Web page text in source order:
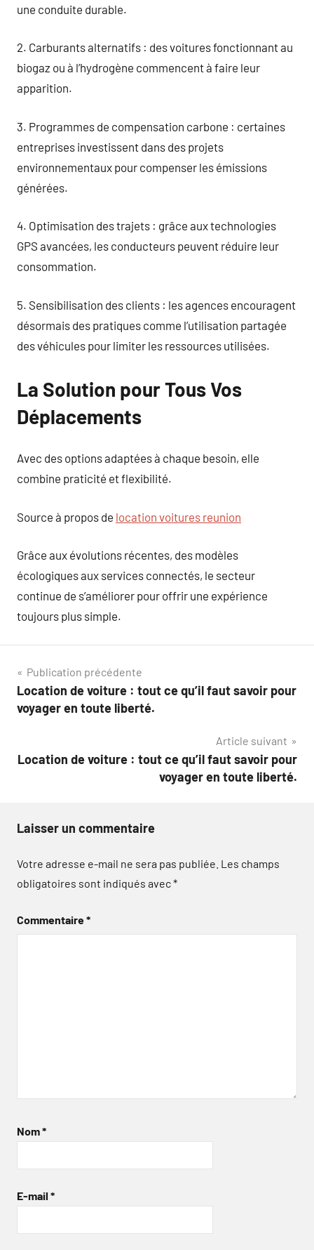
une conduite durable.
2. Carburants alternatifs : des voitures fonctionnant au
biogaz ou à l’hydrogène commencent à faire leur
apparition.
3. Programmes de compensation carbone : certaines
entreprises investissent dans des projets
environnementaux pour compenser les émissions
générées.
4. Optimisation des trajets : grâce aux technologies
GPS avancées, les conducteurs peuvent réduire leur
consommation.
5. Sensibilisation des clients : les agences encouragent
désormais des pratiques comme l’utilisation partagée
des véhicules pour limiter les ressources utilisées.
La Solution pour Tous Vos
Déplacements
Avec des options adaptées à chaque besoin, elle
combine praticité et flexibilité.
Source à propos de location voitures reunion
Grâce aux évolutions récentes, des modèles
écologiques aux services connectés, le secteur
continue de s’améliorer pour offrir une expérience
toujours plus simple.
Navigation
de
Publication précédente
Location de voiture : tout ce qu’il faut savoir pour
voyager en toute liberté.
Article suivant
Location de voiture : tout ce qu’il faut savoir pour
voyager en toute liberté.
Laisser un commentaire
Votre adresse e-mail ne sera pas publiée. Les champs
obligatoires sont indiqués avec*
Commentaire*
Nom*
E-mail *